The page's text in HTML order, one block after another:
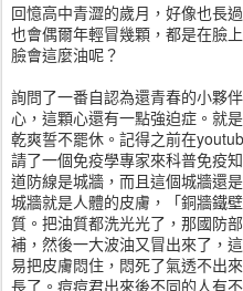
回憶高中青澀的歲月，好像也長
也會偶爾年輕冒幾顆，都是在臉
臉會這麼油呢？
詢問了一番自認為還青春的小夥
心，這顆心還有一點強迫症。就
乾爽誓不罷休。記得之前在
請了一個免疫學專家來科普免疫
道防線是城牆，而且這個城牆還
城牆就是人體的皮膚，「銅牆鐵
質。把油質都洗光光了，那國防
補，然後一大波油又冒出來了，
易把皮膚悶住，悶死了氣透不出
長了。痘痘君出來後不同的人有